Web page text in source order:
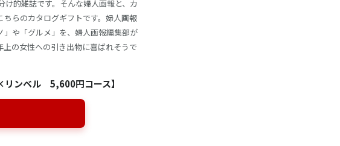
的雑誌です。そんな婦人画報と、カ
らのカタログギフトです。婦人画報
や「グルメ」を、婦人画報編集部が
の女性への引き出物に喜ばれそうで
ンベル 5,600円コース】